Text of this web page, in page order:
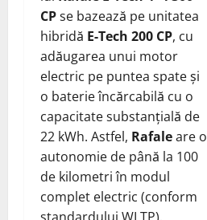
CPse bazează pe unitatea
hibridă E-Tech 200 CP, cu
adăugarea unui motor
electric pe puntea spate și
o baterie încărcabilă cu o
capacitate substanțială de
22 kWh. Astfel, Rafaleare o
autonomie de până la 100
de kilometri în modul
complet electric (conform
standardului WLTP).